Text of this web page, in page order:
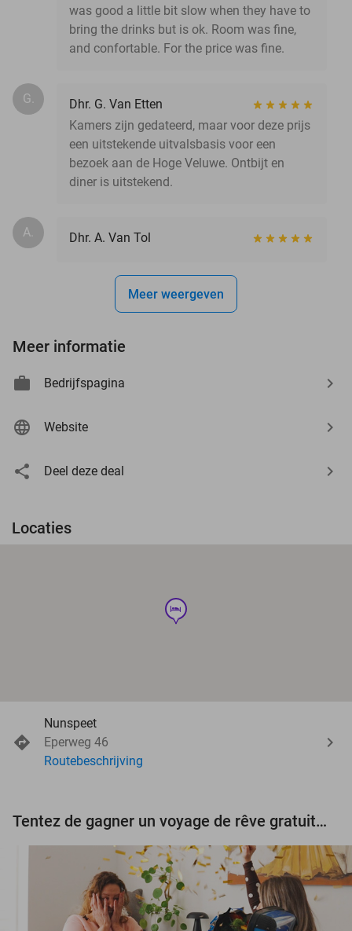
was good a little bit slow when they have to
bring the drinks but is ok. Room was fine,
and confortable. For the price was fine.
G.
Dhr. G. Van Etten
Kamers zijn gedateerd, maar voor deze prijs
een uitstekende uitvalsbasis voor een
bezoek aan de Hoge Veluwe. Ontbijt en
diner is uitstekend.
A. Dhr. A. Van Tol
Meer weergeven
Meer informatie
Bedrijfspagina
Website
Deel deze deal
Locaties
hotel
Nunspeet
Eperweg 46
Routebeschrijving
Tentez de gagner un voyage de rêve gratuit d'une valeur de 3.000 € !